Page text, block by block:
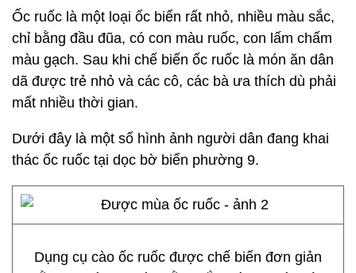
Ốc ruốc là một loại ốc biển rất nhỏ, nhiều màu sắc,
chỉ bằng đầu đũa, có con màu ruốc, con lấm chấm
màu gạch. Sau khi chế biến ốc ruốc là món ăn dân
dã được trẻ nhỏ và các cô, các bà ưa thích dù phải
mất nhiều thời gian.
Dưới đây là một số hình ảnh người dân đang khai
thác ốc ruốc tại dọc bờ biển phường 9.
Dụng cụ cào ốc ruốc được chế biến đơn giản